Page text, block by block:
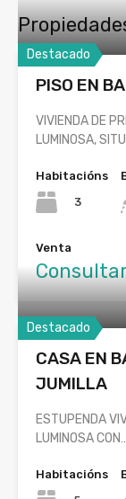
Destacado
PISO EN
VIVIENDA DE
LUMINOSA,
Habitacións
3
Venta
Destacado
CASA EN
JUMILLA
ESTUPENDA
LUMINOSA
Habitacións